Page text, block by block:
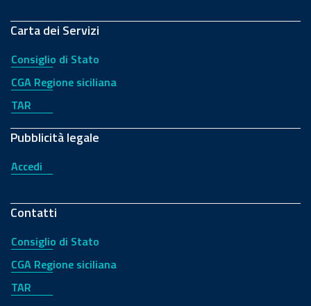
Carta dei Servizi
Consiglio di Stato
CGA Regione siciliana
TAR
Pubblicità legale
Accedi
Contatti
Consiglio di Stato
CGA Regione siciliana
TAR